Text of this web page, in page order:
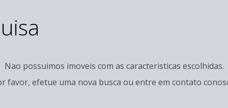
Nao possuimos imoveis com as caracteristicas escolhidas.
favor, efetue uma nova busca ou entre em contato